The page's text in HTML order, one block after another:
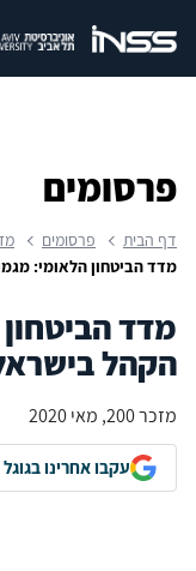
פרסומים
דף הבית פרסומים
מדד הביטחון הלאומי:
מדד
הקהל
מזכר 200, מאי 2020
עקבו אחרינו בגוגל